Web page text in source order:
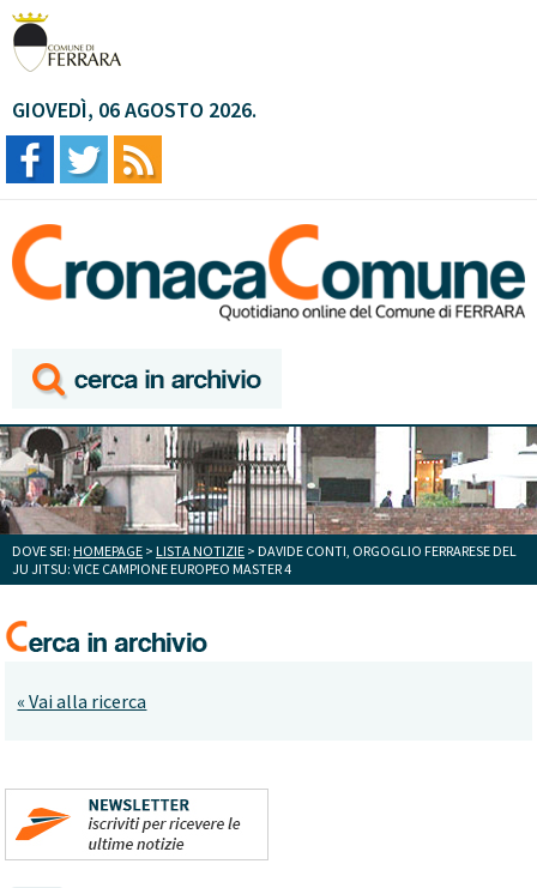
GIOVEDÌ, 06 AGOSTO 2026.
DOVE SEI: HOMEPAGE > LISTA NOTIZIE > DAVIDE CONTI, ORGOGLIO FERRARESE DEL
JU JITSU: VICE CAMPIONE EUROPEO MASTER 4
« Vai alla ricerca